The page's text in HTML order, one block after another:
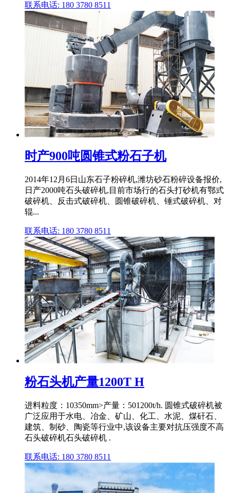
联系电话: 180 3780 8511
时产900吨圆锥式粉石子机
2014年12月6日山东石子粉碎机,潍坊砂石粉碎设备报价,
日产2000吨石头破碎机,目前市场行的石头打砂机有鄂式
破碎机、反击式破碎机、圆锥破碎机、锤式破碎机、对
辊...
联系电话: 180 3780 8511
粉石头机产量1200T H
进料粒度：10350mm>产量：501200t/h. 圆锥式破碎机被
广泛应用于水电、冶金、矿山、化工、水泥、煤矸石、
建筑、制砂、陶瓷等行业中,该设备主要对抗压强度不高
石头破碎机石头破碎机 .
联系电话: 180 3780 8511